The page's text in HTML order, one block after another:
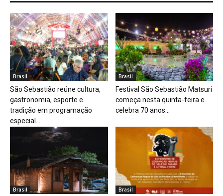
Brasil
São Sebastião reúne cultura,
gastronomia, esporte e
tradição em programação
especial...
Brasil
Festival São Sebastião Matsuri
começa nesta quinta-feira e
celebra 70 anos...
Brasil Brasil